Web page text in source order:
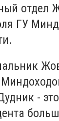
отдел
ГУ
-